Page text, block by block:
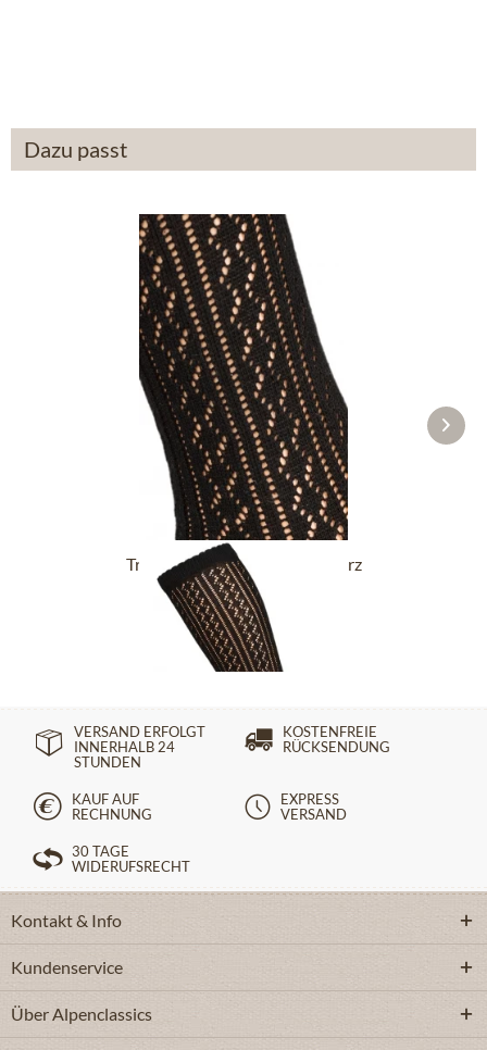
Dazu passt
Trachtensocken CS516 schwarz
14,90 €
VERSAND ERFOLGT
INNERHALB 24
STUNDEN
KOSTENFREIE
RÜCKSENDUNG
KAUF AUF
RECHNUNG
EXPRESS
VERSAND
30 TAGE
WIDERUFSRECHT
Kontakt & Info
Kundenservice
Über Alpenclassics